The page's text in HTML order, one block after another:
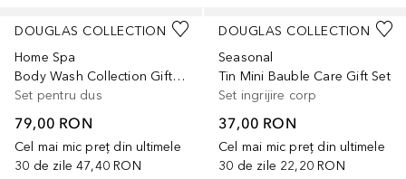
DOUGLAS COLLECTION
Home Spa
Body Wash Collection Gift Set
Set pentru dus
79,00 RON
Cel mai mic preț din ultimele
30 de zile 47,40 RON
DOUGLAS COLLECTION
Seasonal
Tin Mini Bauble Care Gift Set
Set ingrijire corp
37,00 RON
Cel mai mic preț din ultimele
30 de zile 22,20 RON